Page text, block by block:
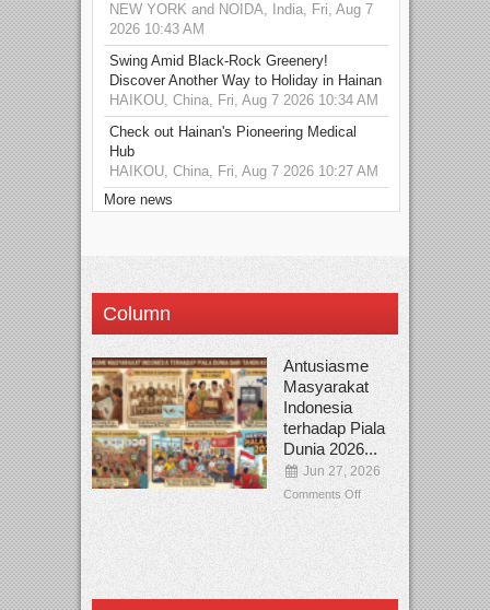
NEW YORK and NOIDA, India, Fri, Aug 7
2026 10:43 AM
Swing Amid Black‑Rock Greenery!
Discover Another Way to Holiday in Hainan
HAIKOU, China, Fri, Aug 7 2026 10:34 AM
Check out Hainan's Pioneering Medical
Hub
HAIKOU, China, Fri, Aug 7 2026 10:27 AM
More news
Column
Antusiasme
Masyarakat
Indonesia
terhadap Piala
Dunia 2026...
Jun 27, 2026
Comments Off